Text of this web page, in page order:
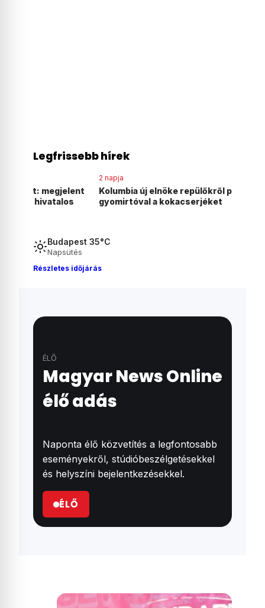
Legfrissebb hírek
Kolumbia új elnöke repülőkről permetezné
gyomirtóval a kokacserjéket
Budapest 35°C
Napsütés
Részletes időjárás
ÉLŐ
Magyar News Online
élő adás
Naponta élő közvetítés a legfontosabb
eseményekről, stúdióbeszélgetésekkel
és helyszíni bejelentkezésekkel.
ÉLŐ